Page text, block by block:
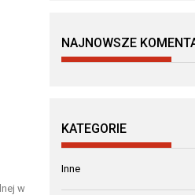
w
NAJNOWSZE
KATEGORIE
Inne